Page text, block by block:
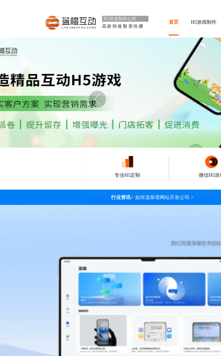
H5开发制作公司
高效快速裂变传播
首页 H5游戏制作
专业H5定制 微信H5游
行业资讯> 如何选靠谱网站开发公司 >